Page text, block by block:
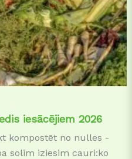
iesācējiem 2026
kompostēt no nulles -
solim iziesim cauri:ko